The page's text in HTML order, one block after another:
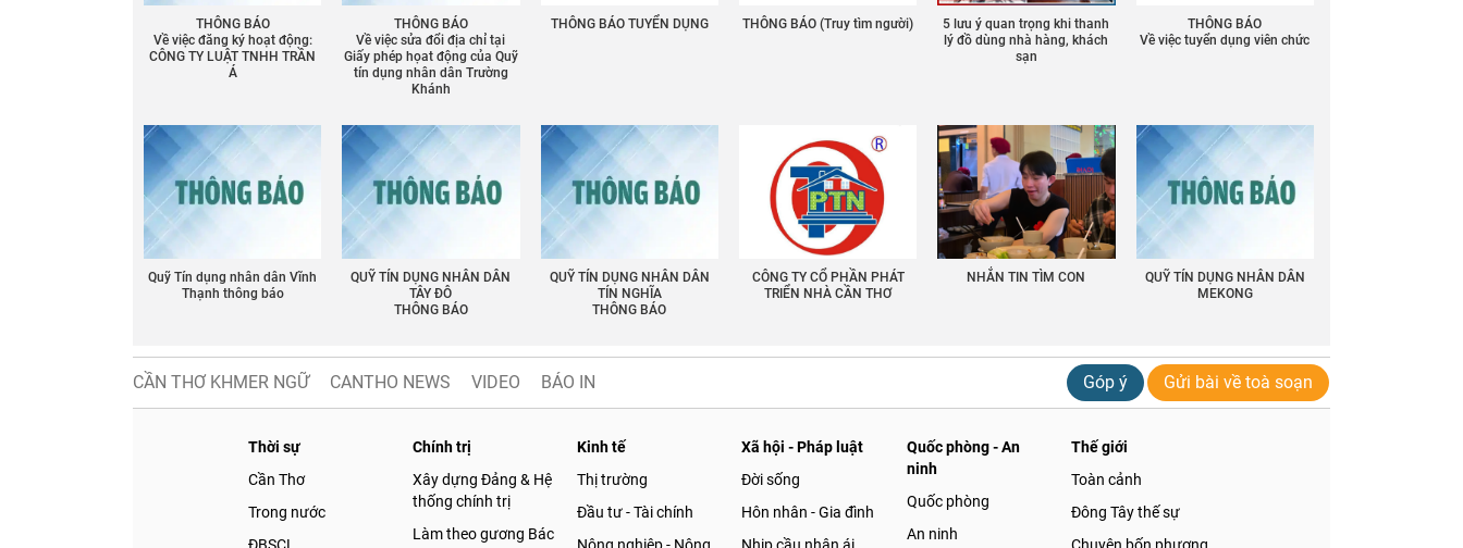
THÔNG BÁO
Về việc đăng ký hoạt động:
CÔNG TY LUẬT TNHH TRẦN
Á
THÔNG BÁO
Về việc sửa đổi địa chỉ tại
Giấy phép họat động của Quỹ
tín dụng nhân dân Trường
Khánh
THÔNG BÁO TUYỂN DỤNG THÔNG BÁO (Truy tìm người)
5 lưu ý quan trọng khi thanh
lý đồ dùng nhà hàng, khách
sạn
THÔNG BÁO
Về việc tuyển dụng viên chức
Quỹ Tín dụng nhân dân Vĩnh
Thạnh thông báo
QUỸ TÍN DỤNG NHÂN DÂN
TÂY ĐÔ
THÔNG BÁO
QUỸ TÍN DỤNG NHÂN DÂN
TÍN NGHĨA
THÔNG BÁO
CÔNG TY CỔ PHẦN PHÁT
TRIỂN NHÀ CẦN THƠ
NHẮN TIN TÌM CON
QUỸ TÍN DỤNG NHÂN DÂN
MEKONG
CẦN THƠ KHMER NGỮ CANTHO NEWS VIDEO BÁO IN Góp ý Gửi bài về toà soạn
Thời sự
Cần Thơ
Trong nước
Chính trị
Xây dựng Đảng & Hệ
thống chính trị
Làm theo gương Bác
Kinh tế
Thị trường
Đầu tư - Tài chính
Xã hội - Pháp luật
Đời sống
Hôn nhân - Gia đình
Quốc phòng - An
ninh
Quốc phòng
An ninh
Thế giới
Toàn cảnh
Đông Tây thế sự